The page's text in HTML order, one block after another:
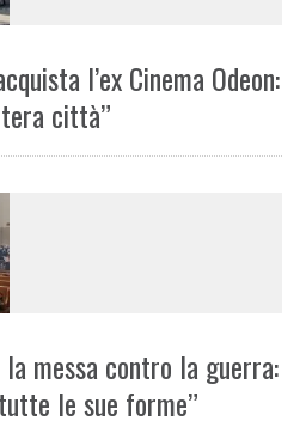
l’ex Cinema Odeon:
città”
messa contro la guerra:
le sue forme”